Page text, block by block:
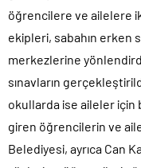
öğrencilere ve ailelere
ekipleri, sabahın erken
merkezlerine
sınavların
okullarda ise aileler için
giren öğrencilerin ve
Belediyesi, ayrıca Can